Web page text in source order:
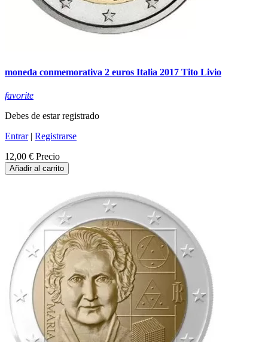
moneda conmemorativa 2 euros Italia 2017 Tito Livio
favorite
Debes de estar registrado
Entrar| Registrarse
12,00 € Precio
Añadir al carrito